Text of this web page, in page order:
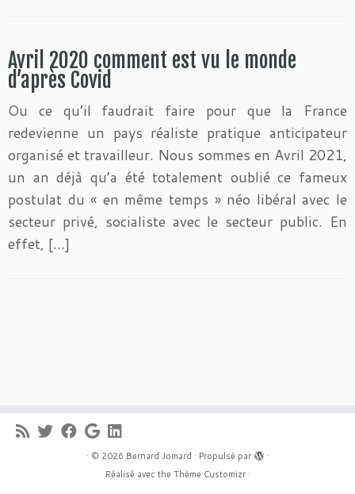
Avril 2020 comment est vu le monde
d’après Covid
Ou ce qu’il faudrait faire pour que la France
redevienne un pays réaliste pratique anticipateur
organisé et travailleur. Nous sommes en Avril 2021,
un an déjà qu’a été totalement oublié ce fameux
postulat du « en même temps » néo libéral avec le
secteur privé, socialiste avec le secteur public. En
effet, […]
· © 2026 Bernard Jomard · Propulsé par
·
Réalisé avec the Thème Customizr·